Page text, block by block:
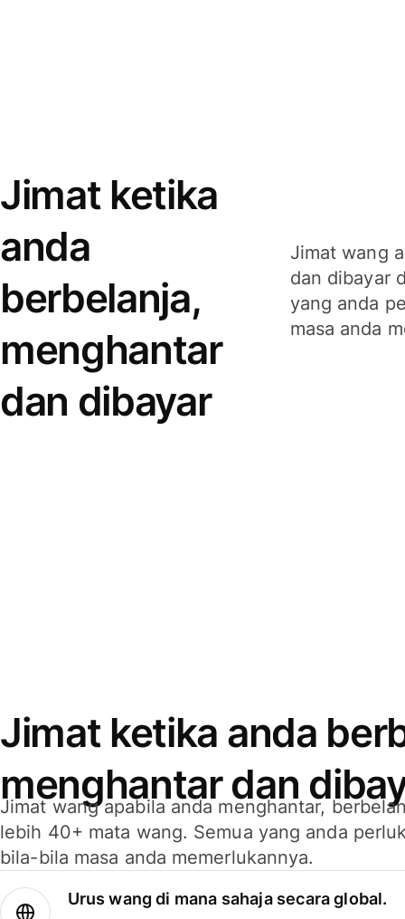
Jimat ketika
anda
berbelanja,
menghantar
dan dibayar
Jimat wang
dan dibayar
yang anda
masa anda
Jimat ketika anda
menghantar dan
Jimat wang apabila anda menghantar,
lebih 40+ mata wang. Semua yang anda
bila-bila masa anda memerlukannya.
Urus wang di mana sahaja secara global.